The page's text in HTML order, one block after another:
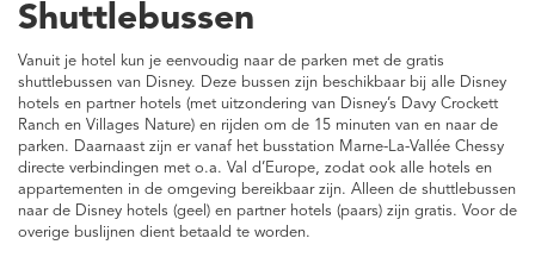
Shuttlebussen
Vanuit je hotel kun je eenvoudig naar de parken met de gratis
shuttlebussen van Disney. Deze bussen zijn beschikbaar bij alle Disney
hotels en partner hotels (met uitzondering van Disney’s Davy Crockett
Ranch en Villages Nature) en rijden om de 15 minuten van en naar de
parken. Daarnaast zijn er vanaf het busstation Marne-La-Vallée Chessy
directe verbindingen met o.a. Val d’Europe, zodat ook alle hotels en
appartementen in de omgeving bereikbaar zijn. Alleen de shuttlebussen
naar de Disney hotels (geel) en partner hotels (paars) zijn gratis. Voor de
overige buslijnen dient betaald te worden.